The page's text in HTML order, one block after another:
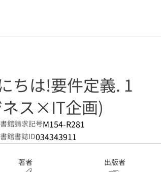
のリンク
ちは!要件定義. 1
ス×IT企画)
館請求記号M154-R281
館書誌ID034343911
著者 出版者